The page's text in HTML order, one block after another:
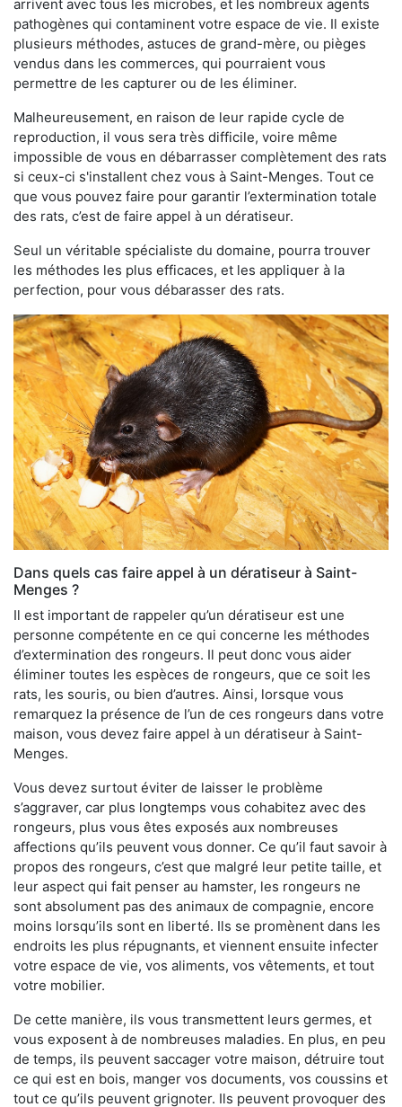
arrivent avec tous les microbes, et les nombreux agents
pathogènes qui contaminent votre espace de vie. Il existe
plusieurs méthodes, astuces de grand-mère, ou pièges
vendus dans les commerces, qui pourraient vous
permettre de les capturer ou de les éliminer.
Malheureusement, en raison de leur rapide cycle de
reproduction, il vous sera très difficile, voire même
impossible de vous en débarrasser complètement des rats
si ceux-ci s'installent chez vous à Saint-Menges. Tout ce
que vous pouvez faire pour garantir l’extermination totale
des rats, c’est de faire appel à un dératiseur.
Seul un véritable spécialiste du domaine, pourra trouver
les méthodes les plus efficaces, et les appliquer à la
perfection, pour vous débarasser des rats.
Dans quels cas faire appel à un dératiseur à Saint-
Menges ?
Il est important de rappeler qu’un dératiseur est une
personne compétente en ce qui concerne les méthodes
d’extermination des rongeurs. Il peut donc vous aider
éliminer toutes les espèces de rongeurs, que ce soit les
rats, les souris, ou bien d’autres. Ainsi, lorsque vous
remarquez la présence de l’un de ces rongeurs dans votre
maison, vous devez faire appel à un dératiseur à Saint-
Menges.
Vous devez surtout éviter de laisser le problème
s’aggraver, car plus longtemps vous cohabitez avec des
rongeurs, plus vous êtes exposés aux nombreuses
affections qu’ils peuvent vous donner. Ce qu’il faut savoir à
propos des rongeurs, c’est que malgré leur petite taille, et
leur aspect qui fait penser au hamster, les rongeurs ne
sont absolument pas des animaux de compagnie, encore
moins lorsqu’ils sont en liberté. Ils se promènent dans les
endroits les plus répugnants, et viennent ensuite infecter
votre espace de vie, vos aliments, vos vêtements, et tout
votre mobilier.
De cette manière, ils vous transmettent leurs germes, et
vous exposent à de nombreuses maladies. En plus, en peu
de temps, ils peuvent saccager votre maison, détruire tout
ce qui est en bois, manger vos documents, vos coussins et
tout ce qu’ils peuvent grignoter. Ils peuvent provoquer des